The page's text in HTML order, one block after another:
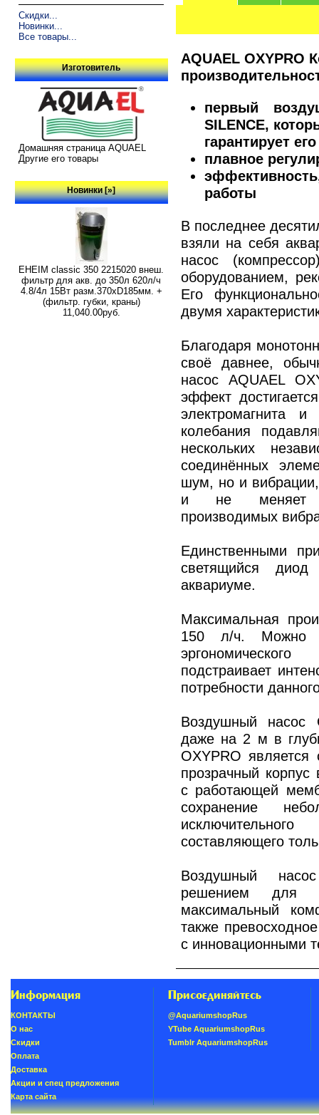
Скидки...
Новинки...
Все товары...
Изготовитель
Домашняя страница AQUAEL
Другие его товары
Новинки [»]
EHEIM classic 350 2215020 внеш.
фильтр для акв. до 350л 620л/ч
4.8/4л 15Вт разм.370хD185мм. +
(фильтр. губки, краны)
11,040.00руб.
AQUAEL OXYPRO
первый
SILENCE,
гарантирует
плавное
работы
В последнее
взяли на себя
насос
оборудованием,
Его
двумя
Благодаря
своё давнее,
насос AQUAEL
эффект
электромагнита
колебания
нескольких
соединённых
шум, но и
и не меняет
производимых
Единственными
светящийся
аквариуме.
Максимальная
150 л/ч. Можно
подстраивает
потребности
Воздушный насос
даже на 2 м в
OXYPRO является
прозрачный
с работающей
сохранение
составляющего
Воздушный
решением для
максимальный
также
с инновационными
Информация
КОНТАКТЫ
О нас
Скидки
Oплатa
Доставка
Акции и спец предложения
Карта сайта
Присоединяйтесь
@AquariumshopRus
YTube AquariumshopRus
Tumblr AquariumshopRus